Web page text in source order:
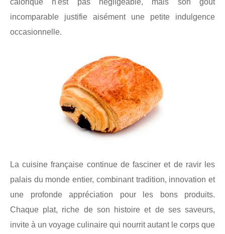
calorique n'est pas négligeable, mais son goût
incomparable justifie aisément une petite indulgence
occasionnelle.
La cuisine française continue de fasciner et de ravir les
palais du monde entier, combinant tradition, innovation et
une profonde appréciation pour les bons produits.
Chaque plat, riche de son histoire et de ses saveurs,
invite à un voyage culinaire qui nourrit autant le corps que